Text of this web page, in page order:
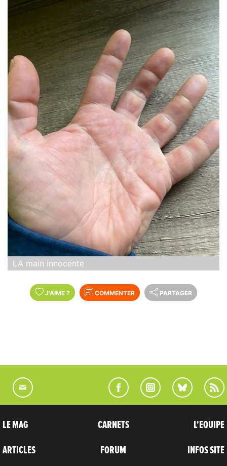
LA main innocente
J'AIME ? COMMENTER PARTAGER
LE MAG
ARTICLES
CARNETS
FORUM
L'EQUIPE
INFOS SITE